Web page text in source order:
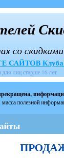
со
САЙТОВ
для лиц старше 16 лет
полезной